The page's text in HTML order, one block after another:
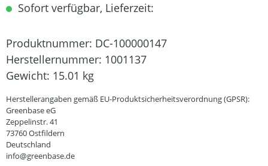
Sofort verfügbar, Lieferzeit:
Produktnummer: DC-100000147
Herstellernummer: 1001137
Gewicht: 15.01 kg
Herstellerangaben gemäß EU-Produktsicherheitsverordnung (GPSR):
Greenbase eG
Zeppelinstr. 41
73760 Ostfildern
Deutschland
info@greenbase.de